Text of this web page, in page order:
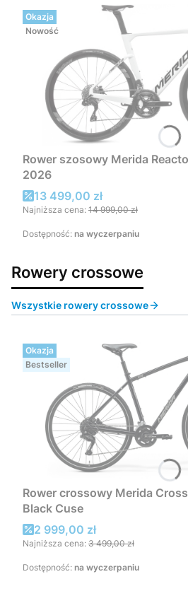
Okazja
Nowość
Rower szosowy Merida
2026
Cena promocyjna
13 499,00 zł
Najniższa cena: 14 999,00 zł
Dostępność: na wyczerpaniu
Rowery crossowe
Wszystkie rowery crossowe
Okazja
Bestseller
Rower crossowy Merida
Black Cuse
Cena promocyjna
2 999,00 zł
Najniższa cena: 3 499,00 zł
Dostępność: na wyczerpaniu